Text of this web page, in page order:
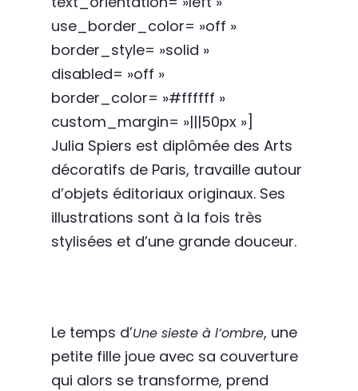
use_border_color= »off »
border_style= »solid »
disabled= »off »
border_color= »#ffffff »
custom_margin= »|||50px »]
Julia Spiers est diplômée des Arts
décoratifs de Paris, travaille autour
d’objets éditoriaux originaux. Ses
illustrations sont à la fois très
stylisées et d’une grande douceur.
Le temps d’Une sieste à l’ombre, une
petite fille joue avec sa couverture
qui alors se transforme, prend